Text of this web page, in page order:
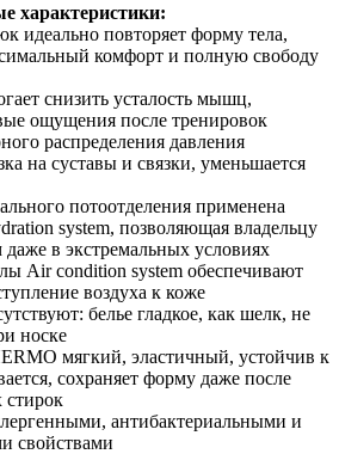
характеристики:
идеально повторяет форму тела,
комфорт и полную свободу
снизить усталость мышц,
ощущения после тренировок
распределения давления
на суставы и связки, уменьшается
потоотделения применена
system, позволяющая владельцу
даже в экстремальных условиях
Air condition system обеспечивают
воздуха к коже
белье гладкое, как шелк, не
носке
мягкий, эластичный, устойчив к
сохраняет форму даже после
антибактериальными и
свойствами